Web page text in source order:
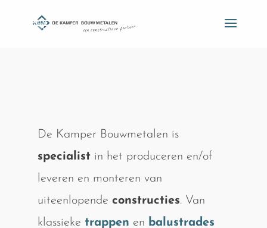
De Kamper Bouwmetalen is
specialistin het produceren en/of
leveren en monteren van
uiteenlopende constructies. Van
klassieke trappen en balustrades